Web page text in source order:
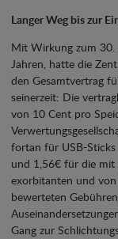
Langer Weg bis zur
Mit Wirkung zum 30.
Jahren, hatte die
den Gesamtvertrag
seinerzeit: Die
von 10 Cent pro
fortan für USB-
und 1,56€ für die mit
exorbitanten und von
bewerteten
Gang zur